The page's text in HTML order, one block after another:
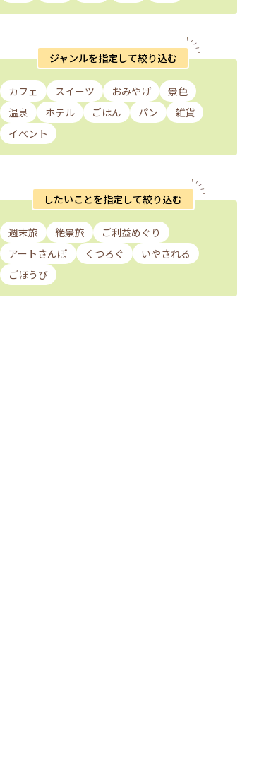
ジャンルを指定して絞り込む
カフェ スイーツ おみやげ
景色
温泉
ホテル ごはん パン
雑貨
イベント
したいことを指定して絞り込む
週末旅 絶景旅
ご利益めぐり
アートさんぽ
くつろぐ
いやされる
ごほうび